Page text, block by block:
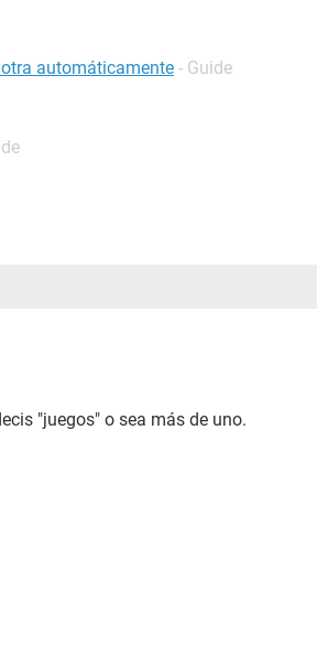
automáticamente - Guide
"juegos" o sea más de uno.